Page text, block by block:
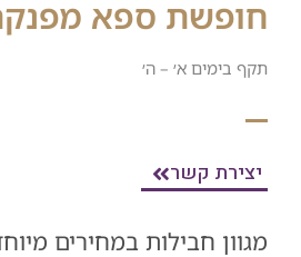
חופשת ספא
תקף בימים א׳ – ה׳
יצירת קשר
מגוון חבילות במחירים